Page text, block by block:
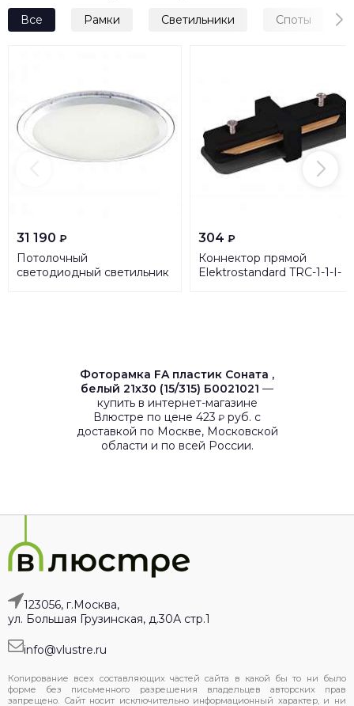
Все Рамки Светильники Споты
31 190 ₽
Потолочный
светодиодный светильник
304 ₽
Коннектор прямой
Elektrostandard TRC-1-1-I-
Фоторамка FA пластик Соната ,
белый 21х30 (15/315) Б0021021 —
купить в интернет-магазине
Влюстре по цене 423 ₽ руб. с
доставкой по Москве, Московской
области и по всей России.
123056, г.Москва,
ул. Большая Грузинская, д.30А стр.1
info@vlustre.ru
Копирование всех составляющих частей сайта в какой бы то ни было
форме без письменного разрешения владельцев авторских прав
запрещено. Сайт носит исключительно информационный характер, и ни